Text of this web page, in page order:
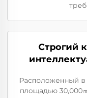
Строгий
Расположенный в
площадью 30,000